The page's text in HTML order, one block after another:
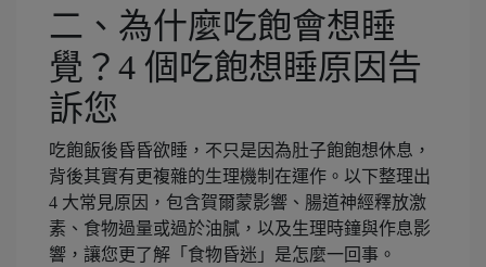
二、為什麼吃飽會想睡
覺？4 個吃飽想睡原因告
訴您
吃飽飯後昏昏欲睡，不只是因為肚子飽飽想休息，
背後其實有更複雜的生理機制在運作。以下整理出
4 大常見原因，包含賀爾蒙影響、腸道神經釋放激
素、食物過量或過於油膩，以及生理時鐘與作息影
響，讓您更了解「食物昏迷」是怎麼一回事。